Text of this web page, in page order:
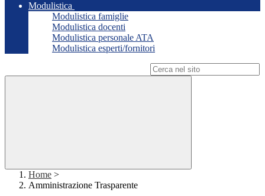
Modulistica
Modulistica famiglie
Modulistica docenti
Modulistica personale ATA
Modulistica esperti/fornitori
Home >
Amministrazione Trasparente